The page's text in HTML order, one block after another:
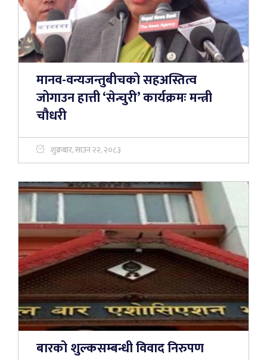
मानव-वन्यजन्तुबीचको सहअस्तित्व
जोगाउन हात्ती ‘सेन्चुरी’ कार्यक्रमः मन्त्री
चौधरी
शुक्रबार, साउन २२, २०८३
बारको शुल्कसम्बन्धी विवाद निरुपण